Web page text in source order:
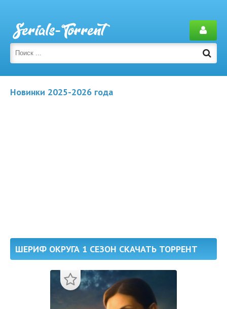
Новинки 2025-2026 года
ШЕРИФ ОКРУГА 1 СЕЗОН СКАЧАТЬ ТОРРЕНТ